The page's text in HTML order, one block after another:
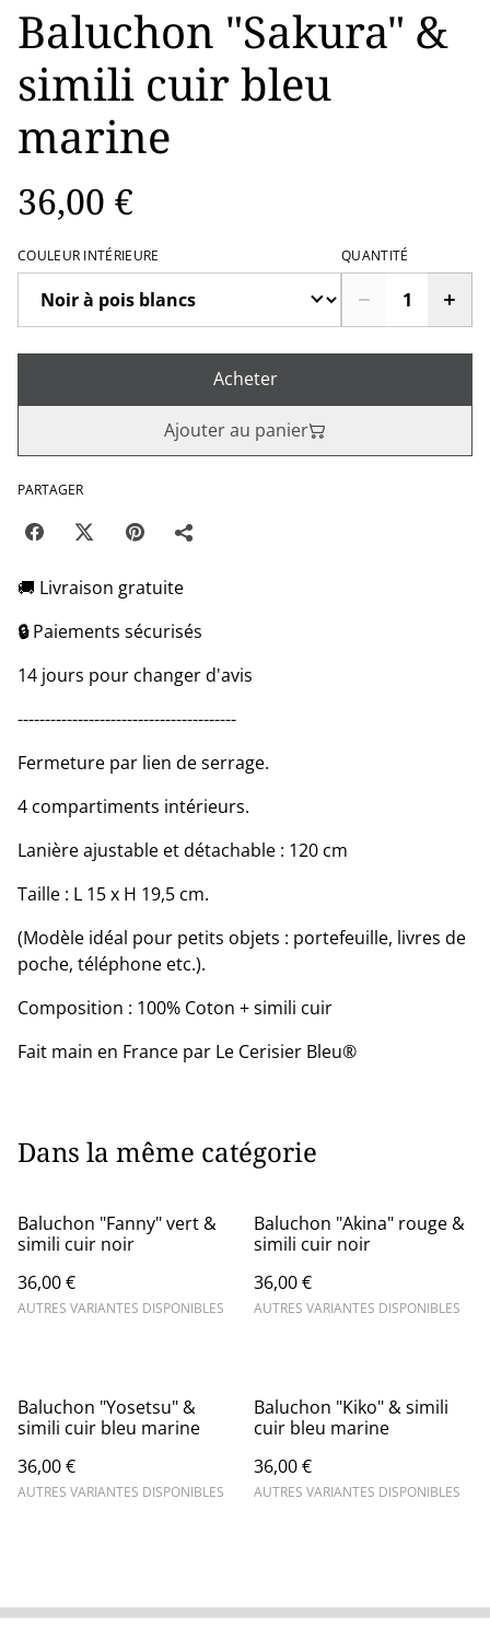
Baluchon "Sakura" &
simili cuir bleu
marine
36,00 €
COULEUR INTÉRIEURE QUANTITÉ
Acheter
Ajouter au panier
PARTAGER
🚚 Livraison gratuite
🔒Paiements sécurisés
14 jours pour changer d'avis
----------------------------------------
Fermeture par lien de serrage.
4 compartiments intérieurs.
Lanière ajustable et détachable : 120 cm
Taille : L 15 x H 19,5 cm.
(Modèle idéal pour petits objets : portefeuille, livres de
poche, téléphone etc.).
Composition : 100% Coton + simili cuir
Fait main en France par Le Cerisier Bleu®
Dans la même catégorie
Baluchon "Fanny" vert &
simili cuir noir
36,00 €
AUTRES VARIANTES DISPONIBLES
Baluchon "Akina" rouge &
simili cuir noir
36,00 €
AUTRES VARIANTES DISPONIBLES
Baluchon "Yosetsu" &
simili cuir bleu marine
36,00 €
AUTRES VARIANTES DISPONIBLES
Baluchon "Kiko" & simili
cuir bleu marine
36,00 €
AUTRES VARIANTES DISPONIBLES